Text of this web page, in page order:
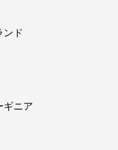
ンド
ギニア